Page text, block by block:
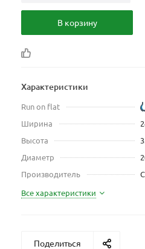
В корзину
Характеристики
Run on flat
Ширина
Высота
Диаметр
Производитель
Все характеристики
Поделиться